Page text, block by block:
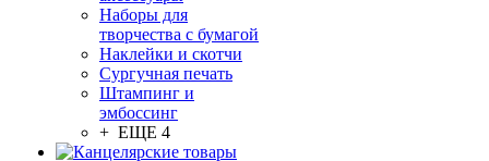
Наборы для
творчества с бумагой
Наклейки и скотчи
Сургучная печать
Штампинг и
эмбоссинг
+ ЕЩЕ 4